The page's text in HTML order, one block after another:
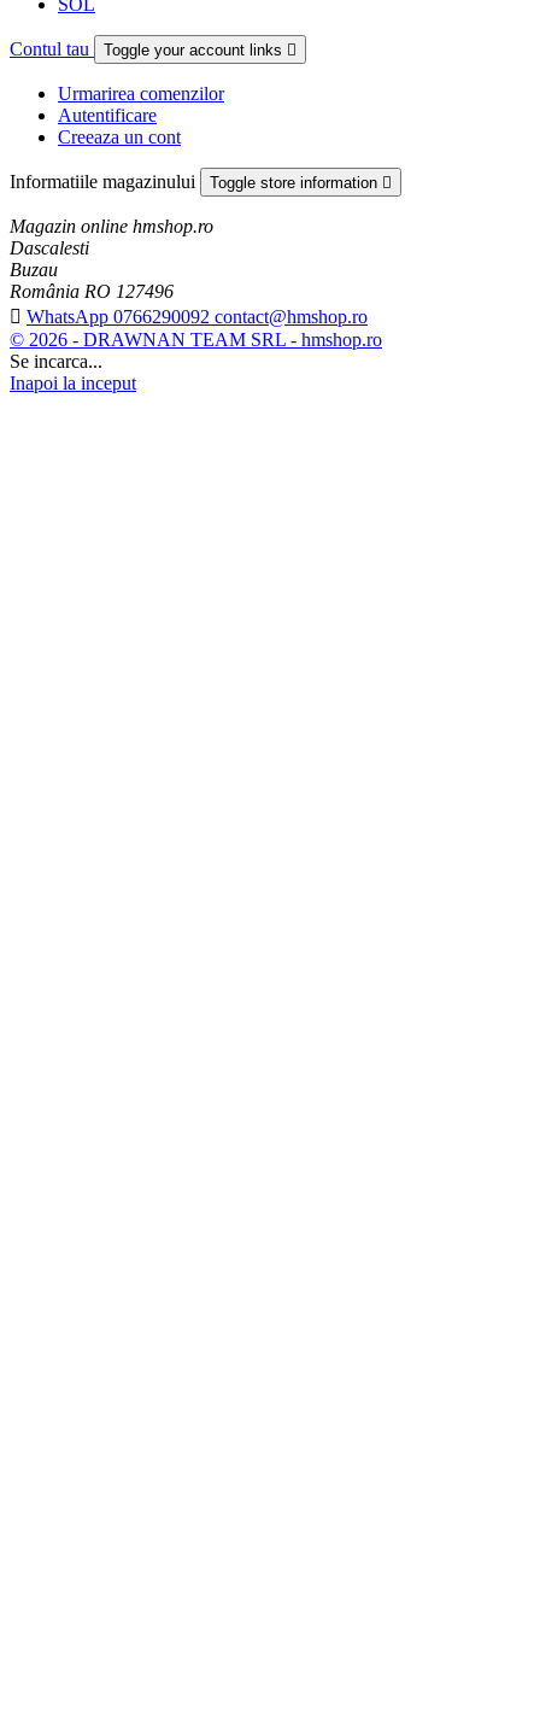
Contul tau Toggle your account links 
Urmarirea comenzilor
Autentificare
Creeaza un cont
Informatiile magazinului Toggle store information 
Magazin online hmshop.ro
Dascalesti
Buzau
România RO 127496
 WhatsApp 0766290092 contact@hmshop.ro
© 2026 - DRAWNAN TEAM SRL - hmshop.ro
Se incarca...
Inapoi la inceput